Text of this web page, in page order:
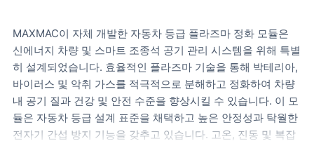
MAXMAC이 자체 개발한 자동차 등급 플라즈마 정화 모듈은
신에너지 차량 및 스마트 조종석 공기 관리 시스템을 위해 특별
히 설계되었습니다. 효율적인 플라즈마 기술을 통해 박테리아,
바이러스 및 악취 가스를 적극적으로 분해하고 정화하여 차량
내 공기 질과 건강 및 안전 수준을 향상시킬 수 있습니다. 이 모
듈은 자동차 등급 설계 표준을 채택하고 높은 안정성과 탁월한
전자기 간섭 방지 기능을 갖추고 있습니다. 고온, 진동 및 복잡